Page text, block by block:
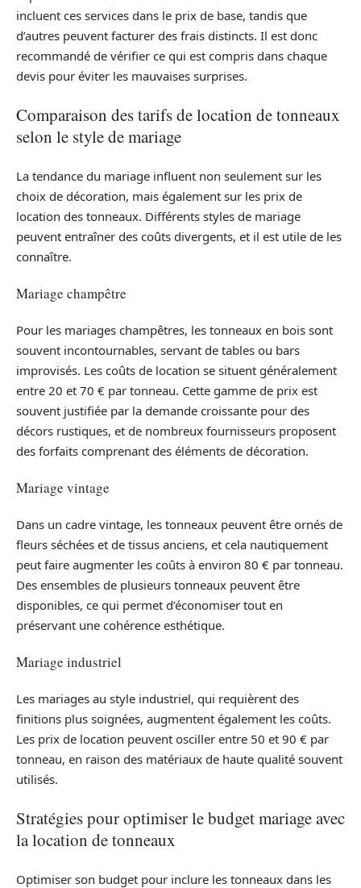
incluent ces services dans le prix de base, tandis que
d’autres peuvent facturer des frais distincts. Il est donc
recommandé de vérifier ce qui est compris dans chaque
devis pour éviter les mauvaises surprises.
Comparaison des tarifs de location de tonneaux
selon le style de mariage
La tendance du mariage influent non seulement sur les
choix de décoration, mais également sur les prix de
location des tonneaux. Différents styles de mariage
peuvent entraîner des coûts divergents, et il est utile de les
connaître.
Mariage champêtre
Pour les mariages champêtres, les tonneaux en bois sont
souvent incontournables, servant de tables ou bars
improvisés. Les coûts de location se situent généralement
entre 20 et 70 € par tonneau. Cette gamme de prix est
souvent justifiée par la demande croissante pour des
décors rustiques, et de nombreux fournisseurs proposent
des forfaits comprenant des éléments de décoration.
Mariage vintage
Dans un cadre vintage, les tonneaux peuvent être ornés de
fleurs séchées et de tissus anciens, et cela nautiquement
peut faire augmenter les coûts à environ 80 € par tonneau.
Des ensembles de plusieurs tonneaux peuvent être
disponibles, ce qui permet d’économiser tout en
préservant une cohérence esthétique.
Mariage industriel
Les mariages au style industriel, qui requièrent des
finitions plus soignées, augmentent également les coûts.
Les prix de location peuvent osciller entre 50 et 90 € par
tonneau, en raison des matériaux de haute qualité souvent
utilisés.
Stratégies pour optimiser le budget mariage avec
la location de tonneaux
Optimiser son budget pour inclure les tonneaux dans les